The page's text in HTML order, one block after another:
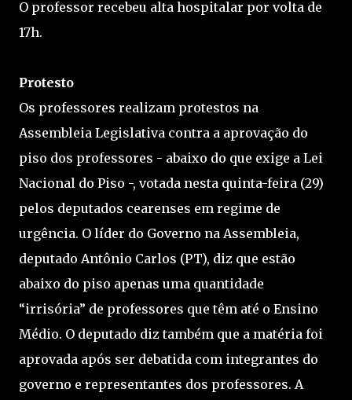
O professor recebeu alta hospitalar por volta de
17h.
Protesto
Os professores realizam protestos na
Assembleia Legislativa contra a aprovação do
piso dos professores - abaixo do que exige a Lei
Nacional do Piso -, votada nesta quinta-feira (29)
pelos deputados cearenses em regime de
urgência. O líder do Governo na Assembleia,
deputado Antônio Carlos (PT), diz que estão
abaixo do piso apenas uma quantidade
“irrisória” de professores que têm até o Ensino
Médio. O deputado diz também que a matéria foi
aprovada após ser debatida com integrantes do
governo e representantes dos professores. A